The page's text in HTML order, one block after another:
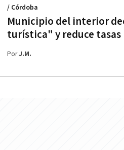
Municipio del interior
turística" y reduce
/ Córdoba
PorJ.M.